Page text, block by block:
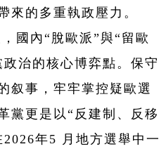
來的多重執政壓力。
國內“脫歐派”與“留歐
治的核心博弈點。保守
叙事，牢牢掌控疑歐選
黨更是以“反建制、反移
年5 月地方選舉中一